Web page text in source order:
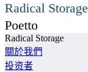
Radical Storage
Poetto
Radical Storage
關於我們
投资者